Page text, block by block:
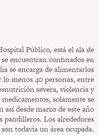
Público, está el ala de
encuentran confinados en
se encarga de alimentarlos
menos 40 personas, entre
severa, violencia y
solamente se
así desde marzo de este año
pandilleros. Los alrededores
son todavía un área ocupada.